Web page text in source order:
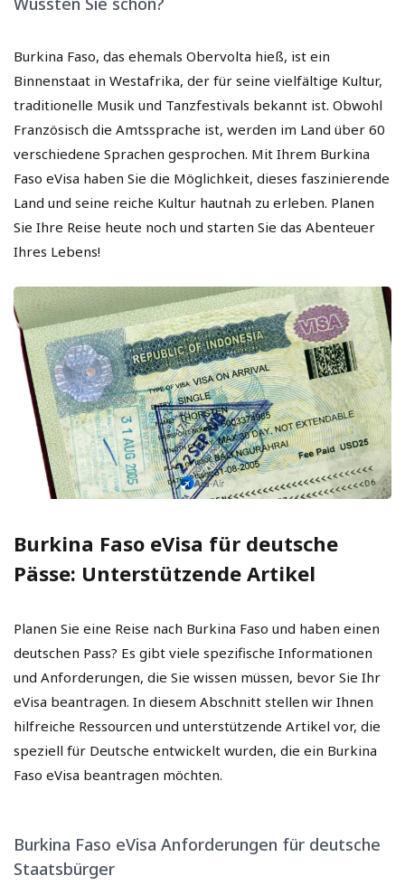
Burkina Faso, das ehemals Obervolta hieß, ist ein
Binnenstaat in Westafrika, der für seine vielfältige Kultur,
traditionelle Musik und Tanzfestivals bekannt ist. Obwohl
Französisch die Amtssprache ist, werden im Land über 60
verschiedene Sprachen gesprochen. Mit Ihrem Burkina
Faso eVisa haben Sie die Möglichkeit, dieses faszinierende
Land und seine reiche Kultur hautnah zu erleben. Planen
Sie Ihre Reise heute noch und starten Sie das Abenteuer
Ihres Lebens!
Burkina Faso eVisa für deutsche
Pässe: Unterstützende Artikel
Planen Sie eine Reise nach Burkina Faso und haben einen
deutschen Pass? Es gibt viele spezifische Informationen
und Anforderungen, die Sie wissen müssen, bevor Sie Ihr
eVisa beantragen. In diesem Abschnitt stellen wir Ihnen
hilfreiche Ressourcen und unterstützende Artikel vor, die
speziell für Deutsche entwickelt wurden, die ein Burkina
Faso eVisa beantragen möchten.
Burkina Faso eVisa Anforderungen für deutsche
Staatsbürger